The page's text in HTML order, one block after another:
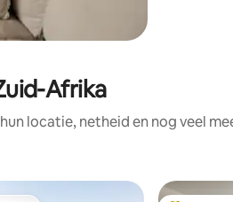
Afrika
locatie, netheid en nog veel